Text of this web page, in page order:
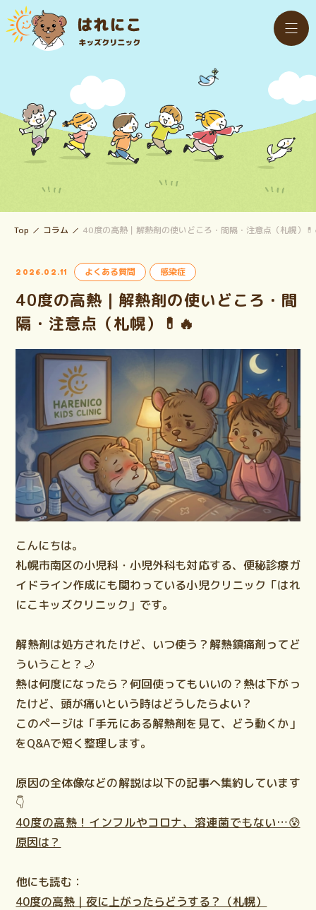
Top コラム 40度の高熱｜解熱剤の使いどころ・間隔・注意点（札幌）
2026.02.11 よくある質問 感染症
40度の高熱｜解熱剤の使いどころ・間
隔・注意点（札幌）💊🔥
こんにちは。
札幌市南区の小児科・小児外科も対応する、便秘診療ガ
イドライン作成にも関わっている小児クリニック「はれ
にこキッズクリニック」です。
解熱剤は処方されたけど、いつ使う？解熱鎮痛剤ってど
ういうこと？🌙
熱は何度になったら？何回使ってもいいの？熱は下がっ
たけど、頭が痛いという時はどうしたらよい？
このページは「手元にある解熱剤を見て、どう動くか」
をQ&Aで短く整理します。
原因の全体像などの解説は以下の記事へ集約しています
👇
40度の高熱！インフルやコロナ、溶連菌でもない…😰
原因は？
他にも読む：
40度の高熱｜夜に上がったらどうする？（札幌）